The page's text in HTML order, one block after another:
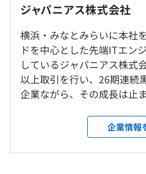
オブジェクト指向、ウォータ
クラム
・お客さま先での勤務となりま
希望の勤務地は面接時に伺
め、地元の大手企業でのプロ
す）
・初度配属先決定以降の県外
・リモート勤務可（ハイブリ
は全体の5〜6割）
より多少変わります
・完全週休2日制（土・日）
ジャパニアス株式会社
横浜・みなとみらいに本社
ドを中心とした先端ITエン
しているジャパニアス株式
以上取引を行い、26期連続
企業ながら、その成長は止
社の品質と対応力の高さ。
い顧客満足度につながって
取引も増加。 また、エンジ
企業情報